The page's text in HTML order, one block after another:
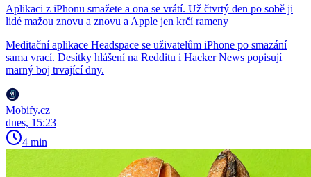
Aplikaci z iPhonu smažete a ona se vrátí. Už čtvrtý den po sobě ji
lidé mažou znovu a znovu a Apple jen krčí rameny
Meditační aplikace Headspace se uživatelům iPhone po smazání
sama vrací. Desítky hlášení na Redditu i Hacker News popisují
marný boj trvající dny.
Mobify.cz
dnes, 15:23
4 min